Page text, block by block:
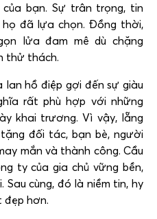
bạn. Sự trân trọng, tin
đã lựa chọn. Đồng thời,
lửa đam mê dù chặng
thử thách.
lan hồ điệp gợi đến sự giàu
rất phù hợp với những
khai trương. Vì vậy, lẵng
đối tác, bạn bè, người
mắn và thành công. Cầu
ty của gia chủ vững bền,
cùng, đó là niềm tin, hy
hơn.